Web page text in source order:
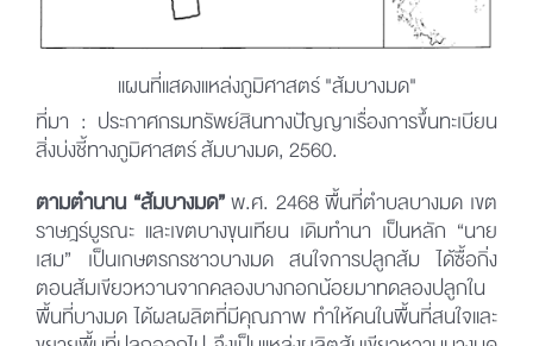
แผนที่แสดงแหล่งภูมิศาสตร์ "ส้มบางมด"
ที่มา : ประกาศกรมทรัพย์สินทางปัญญาเรื่องการขึ้นทะเบียน
สิ่งบ่งชี้ทางภูมิศาสตร์ ส้มบางมด, 2560.
ตามตำนาน “ส้มบางมด” พ.ศ. 2468 พื้นที่ตำบลบางมด เขต
ราษฎร์บูรณะ และเขตบางขุนเทียน เดิมทำนา เป็นหลัก “นาย
เสม” เป็นเกษตรกรชาวบางมด สนใจการปลูกส้ม ได้ซื้อกิ่ง
ตอนส้มเขียวหวานจากคลองบางกอกน้อยมาทดลองปลูกใน
พื้นที่บางมด ได้ผลผลิตที่มีคุณภาพ ทำให้คนในพื้นที่สนใจและ